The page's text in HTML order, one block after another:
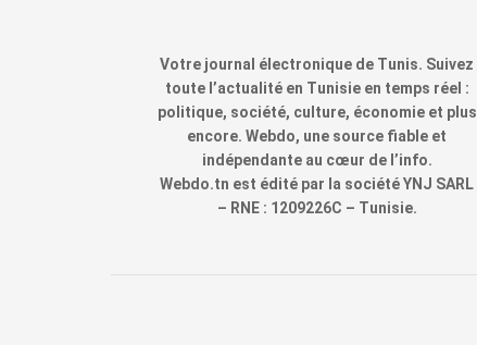
Votre journal électronique de Tunis. Suivez
toute l’actualité en Tunisie en temps réel :
politique, société, culture, économie et plus
encore. Webdo, une source fiable et
indépendante au cœur de l’info.
Webdo.tn est édité par la société YNJ SARL
– RNE : 1209226C – Tunisie.